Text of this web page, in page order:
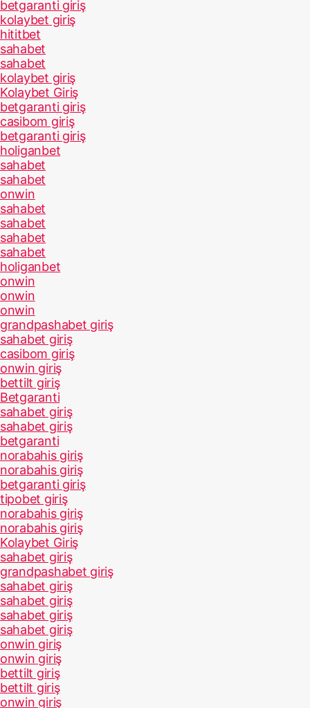
betgaranti giriş
kolaybet giriş
hititbet
sahabet
sahabet
kolaybet giriş
Kolaybet Giriş
betgaranti giriş
casibom giriş
betgaranti giriş
holiganbet
sahabet
sahabet
onwin
sahabet
sahabet
sahabet
sahabet
holiganbet
onwin
onwin
onwin
grandpashabet giriş
sahabet giriş
casibom giriş
onwin giriş
bettilt giriş
Betgaranti
sahabet giriş
sahabet giriş
betgaranti
norabahis giriş
norabahis giriş
betgaranti giriş
tipobet giriş
norabahis giriş
norabahis giriş
Kolaybet Giriş
sahabet giriş
grandpashabet giriş
sahabet giriş
sahabet giriş
sahabet giriş
sahabet giriş
onwin giriş
onwin giriş
bettilt giriş
bettilt giriş
onwin giriş